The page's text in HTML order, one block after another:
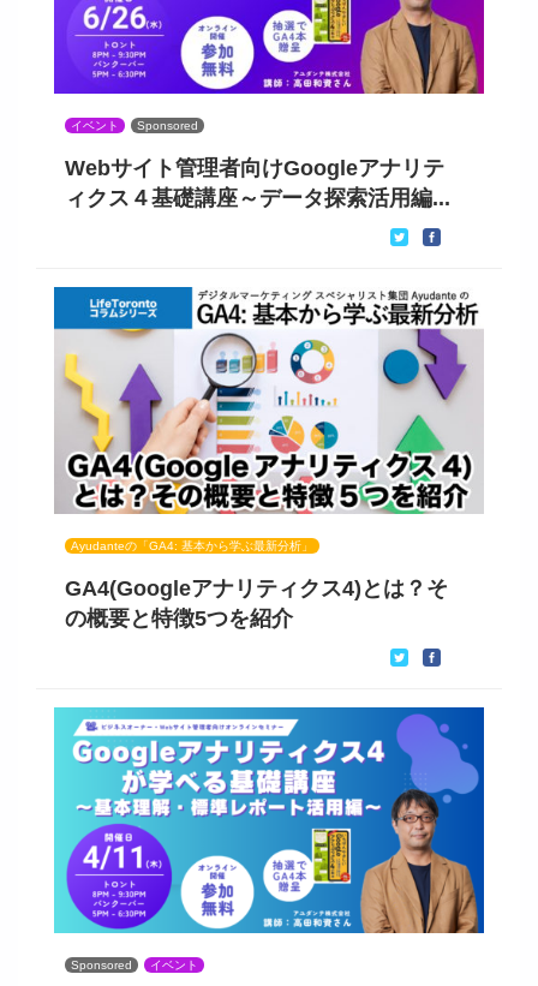
イベント Sponsored
Webサイト管理者向けGoogleアナリテ
ィクス４基礎講座～データ探索活用編...
Ayudanteの「GA4: 基本から学ぶ最新分析」
GA4(Googleアナリティクス4)とは？そ
の概要と特徴5つを紹介
Sponsored イベント